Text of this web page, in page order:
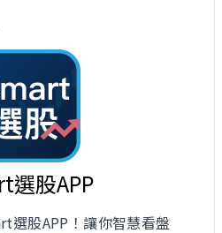
選股APP
選股APP！讓你智慧看盤